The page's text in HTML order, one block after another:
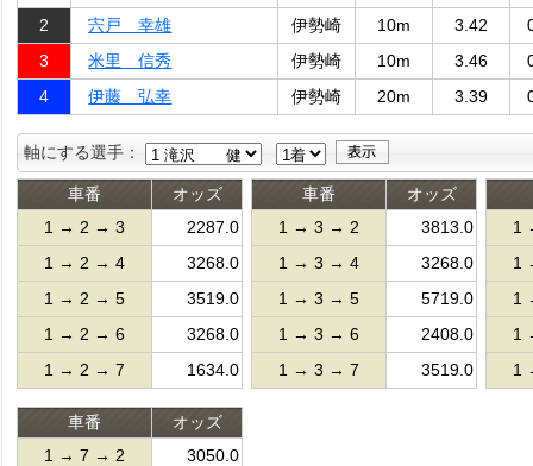
2
宍戸 幸雄 伊勢崎 10m 3.42
3
米里 信秀 伊勢崎 10m 3.46
4
伊藤 弘幸 伊勢崎 20m 3.39
軸にする選手：
車番
オッズ
1 → 2 → 3
2287.0
1 → 2 → 4
3268.0
1 → 2 → 5
3519.0
1 → 2 → 6
3268.0
1 → 2 → 7
1634.0
車番
オッズ
1 → 3 → 2
3813.0
1 → 3 → 4
3268.0
1 → 3 → 5
5719.0
1 → 3 → 6
2408.0
1 → 3 → 7
3519.0
1
1
1
1
1
車番
オッズ
1 → 7 → 2
3050.0